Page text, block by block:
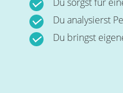
Du analysierst
Du bringst